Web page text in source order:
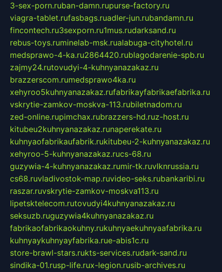
3-sex-porn.ruban-damn.rupurse-factory.ru
viagra-tablet.rufasbags.ruadler-jun.rubandamn.ru
fincontech.ru3sexporn.ru1mus.rudarksand.ru
rebus-toys.ruminelab-msk.rualabuga-cityhotel.ru
medsprawo-4-ka.ru2864420.rublagodarenie-spb.ru
zajmy24.rutovudyi-4-kuhnyanazakaz.ru
brazzerscom.rumedsprawo4ka.ru
xehyroo5kuhnyanazakaz.rufabrikayfabrikaefabrika.ru
vskrytie-zamkov-moskva-113.rubiletnadom.ru
zed-online.rupimchax.rubrazzers-hd.ruz-host.ru
kitubeu2kuhnyanazakaz.runaperekate.ru
kuhnyaofabrikaufabrik.rukitubeu-2-kuhnyanazakaz.ru
xehyroo-5-kuhnyanazakaz.rucs-68.ru
guzywia-4-kuhnyanazakaz.rumir-tk.ruvlknrussia.ru
cs68.ruvladivostok-map.ruvideo-seks.rubankaribi.ru
raszar.ruvskrytie-zamkov-moskva113.ru
lipetsktelecom.rutovudyi4kuhnyanazakaz.ru
seksuzb.ruguzywia4kuhnyanazakaz.ru
fabrikaofabrikaokuhny.rukuhnyaekuhnyaafabrika.ru
kuhnyaykuhnyayfabrika.rue-abis1c.ru
store-brawl-stars.rukts-services.rudark-sand.ru
sindika-01.rusp-life.rux-legion.rusib-archives.ru